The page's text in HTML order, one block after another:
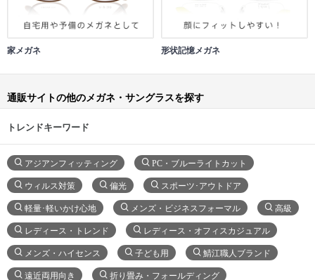
家メガネ 形状記憶メガネ
通販サイトの他のメガネ・サングラスを探す
トレンドキーワード
アジアンフィッティング PC・ブルーライトカット
ウィルス対策 偏光 スポーツ･アウトドア
軽量･軽いかけ心地 メンズ・ビジネスフォーマル 高級
レディース・トレンド レディース・オフィスカジュアル
メンズ・ハイセンス 子ども用 鯖江職人ブランド
遠近両用向き 折り畳み・フォールディング